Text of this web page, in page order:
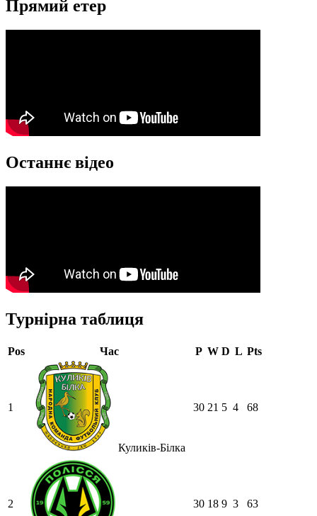
Прямий етер
Останнє відео
Турнірна таблиця
Pos Час P W D L Pts
1
Куликів-Білка
30 21 5 4 68
2 30 18 9 3 63